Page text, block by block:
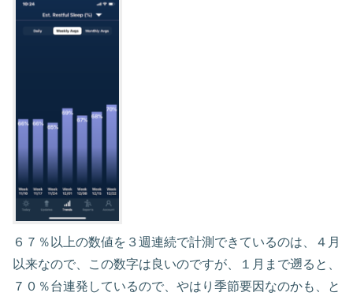
６７％以上の数値を３週連続で計測できているのは、４月
以来なので、この数字は良いのですが、１月まで遡ると、
７０％台連発しているので、やはり季節要因なのかも、と